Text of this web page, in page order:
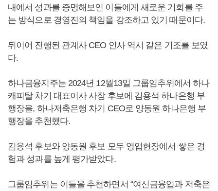
내에서 성과를 증명해보인 이들에게 새로운 기회를 주
는 방식으로 경영진의 책임을 강조하고 있기 때문이다.
뒤이어 진행된 관계사 CEO 인사 역시 같은 기조를 보였
다.
하나금융지주는 2024년 12월13일 그룹임추위에서 하나
캐피탈 차기 대표이사 사장 후보에 김용석 하나은행 부
행장을, 하나저축은행 차기 CEO로 양동원 하나은행 부
행장을 추천했다.
김용석 후보와 양동원 후보 모두 영업현장에서 쌓은 경
험과 성과를 높게 평가받았다.
그룹임추위는 이들을 추천하면서 “여신금융업과 저축은